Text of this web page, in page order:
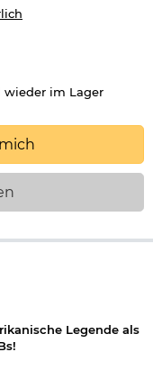
wieder im Lager
Legende als